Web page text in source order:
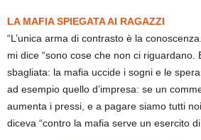
LA MAFIA SPIEGATA AI RAGAZZI
“L’unica arma di contrasto è la
mi dice “sono cose che non ci riguardano.
sbagliata: la mafia uccide i sogni e le
ad esempio quello d’impresa: se un
aumenta i pressi, e a pagare siamo tutti
diceva “contro la mafia serve un esercito